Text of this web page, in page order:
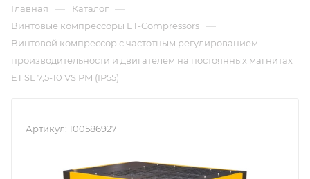
Главная — Каталог —
Винтовые компрессоры ET-Compressors —
Винтовой компрессор с частотным регулированием
производительности и двигателем на постоянных магнитах
ET SL 7,5-10 VS PM (IP55)
Артикул: 100586927